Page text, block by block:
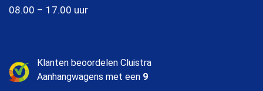
08.00 – 17.00 uur
Klanten beoordelen Cluistra
Aanhangwagens met een 9